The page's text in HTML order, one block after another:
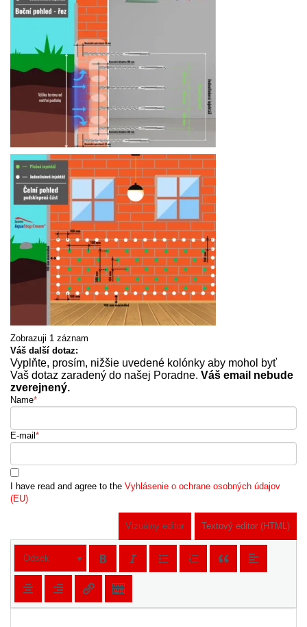
Zobrazuji 1 záznam
Váš další dotaz:
Vyplňte, prosím, nižšie uvedené kolónky aby mohol byť
Vaš dotaz zaradený do našej Poradne. Váš email nebude
zverejnený.
Name*
E-mail *
I have read and agree to the Vyhlásenie o ochrane osobných údajov
(EU)
Vizuálny editor Textový editor (HTML)
Odsek